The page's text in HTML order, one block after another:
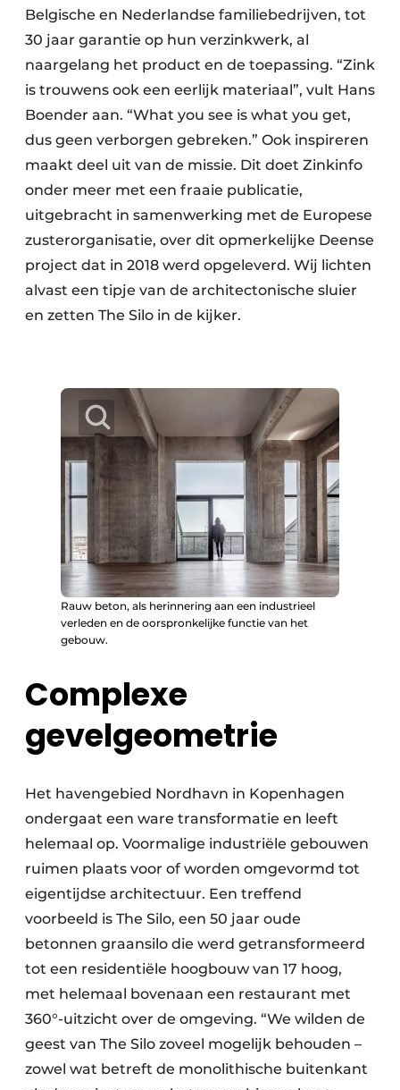
Belgische en Nederlandse familiebedrijven, tot
30 jaar garantie op hun verzinkwerk, al
naargelang het product en de toepassing. “Zink
is trouwens ook een eerlijk materiaal”, vult Hans
Boender aan. “What you see is what you get,
dus geen verborgen gebreken.” Ook inspireren
maakt deel uit van de missie. Dit doet Zinkinfo
onder meer met een fraaie publicatie,
uitgebracht in samenwerking met de Europese
zusterorganisatie, over dit opmerkelijke Deense
project dat in 2018 werd opgeleverd. Wij lichten
alvast een tipje van de architectonische sluier
en zetten The Silo in de kijker.
Rauw beton, als herinnering aan een industrieel
verleden en de oorspronkelijke functie van het
gebouw.
Complexe
gevelgeometrie
Het havengebied Nordhavn in Kopenhagen
ondergaat een ware transformatie en leeft
helemaal op. Voormalige industriële gebouwen
ruimen plaats voor of worden omgevormd tot
eigentijdse architectuur. Een treffend
voorbeeld is The Silo, een 50 jaar oude
betonnen graansilo die werd getransformeerd
tot een residentiële hoogbouw van 17 hoog,
met helemaal bovenaan een restaurant met
360°-uitzicht over de omgeving. “We wilden de
geest van The Silo zoveel mogelijk behouden –
zowel wat betreft de monolithische buitenkant